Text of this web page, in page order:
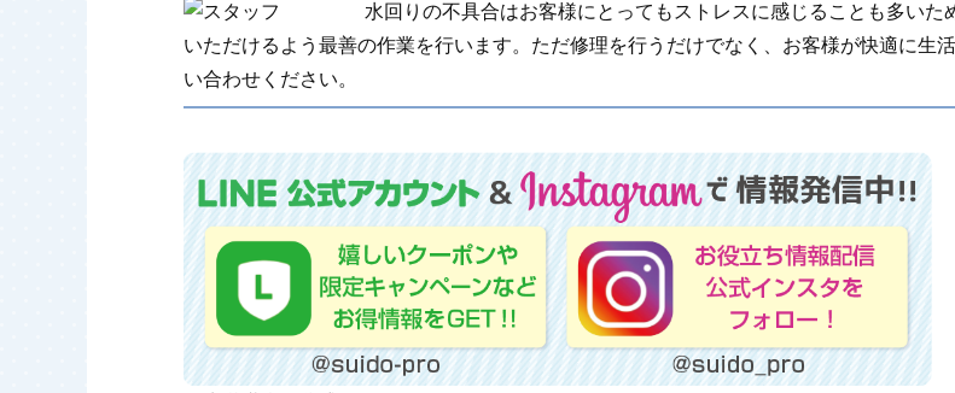
水回りの不具合はお客様にとってもストレスに感じることも多い
いただけるよう最善の作業を行います。ただ修理を行うだけでなく、お客様が快適に生
い合わせください。